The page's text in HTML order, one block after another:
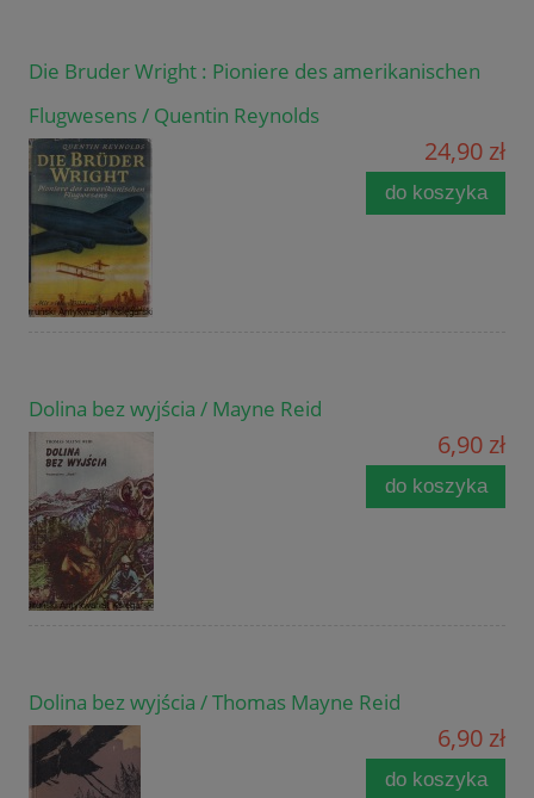
Die Bruder Wright : Pioniere des amerikanischen
Flugwesens / Quentin Reynolds
24,90 zł
do koszyka
Dolina bez wyjścia / Mayne Reid
6,90 zł
do koszyka
Dolina bez wyjścia / Thomas Mayne Reid
6,90 zł
do koszyka